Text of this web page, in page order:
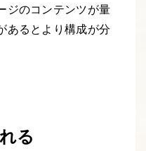
ジのコンテンツが量
あるとより構成が分
る